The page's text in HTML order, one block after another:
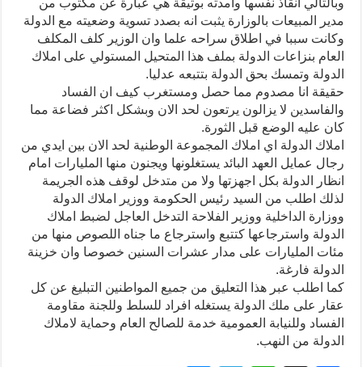
مدير المبيعات بالوزارة يثبت انه بصدد تسوية وضعيته مع الدولة
وكانت سببا في اطلاق سراحه علما وان الوزير كلف المكلف
العام بنزاعات الدولة بملف هذا المتحيل المستولي على املاك
الدولة وتمسك بحق الدولة بتتبعه عدليا.
حقيقة انا مصدوم مما حصل ومستغرب كيف ان الفساد
والفاسدين لا يزالون يرتعون لحد الان وبشكل اكثر فضاعة مما
كان عليه الوضع قبل الثورة.
املاك الدولة اي املاك المجموعة الوطنية لحد الان بين ايدي من
رجال عمايل العهد البائد يستغلونها ويجنون منها المليارات امام
انظار الدولة بكل اجهزتها ولا من متدخل لوقف هذه الجريمة
لذلك اطلب من السيد رئيس الحكومة ووزير املاك الدولة
ووزارة الداخلية ووزير الفلاحة التدخل العاجل لضبط املاك
الدولة واسترجاعها كتتبع واسترجاع ما جناه اللصوص منها من
مئات المليارات على مدار عشرات السنين خصوصا وان خزينة
الدولة فارغة.
كما اطلب عبر هذا التعليق من جميع المواطنين التبليغ عن كل
عقار على ملك الدولة يستغله افراد للسلط وللجنة مقاومة
الفساد وللنيابة العمومية خدمة للصالح العام وحماية لاملاك
الدولة من النهب.